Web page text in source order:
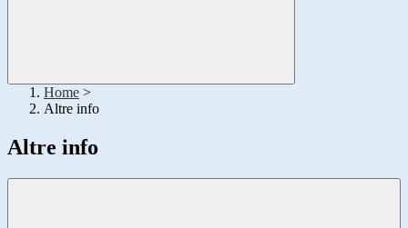
Home >
Altre info
Altre info